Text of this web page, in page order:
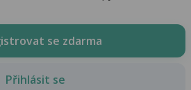
se zdarma
Přihlásit se